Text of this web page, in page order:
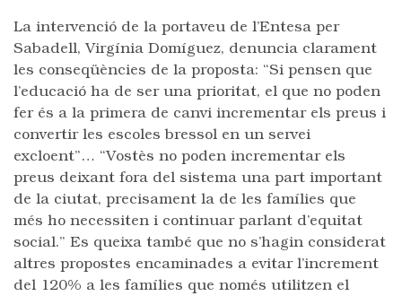
La intervenció de la portaveu de l’Entesa per
Sabadell, Virgínia Domíguez, denuncia clarament
les conseqüències de la proposta: “Si pensen que
l’educació ha de ser una prioritat, el que no poden
fer és a la primera de canvi incrementar els preus i
convertir les escoles bressol en un servei
excloent”… “Vostès no poden incrementar els
preus deixant fora del sistema una part important
de la ciutat, precisament la de les famílies que
més ho necessiten i continuar parlant d’equitat
social.” Es queixa també que no s’hagin considerat
altres propostes encaminades a evitar l’increment
del 120% a les famílies que només utilitzen el